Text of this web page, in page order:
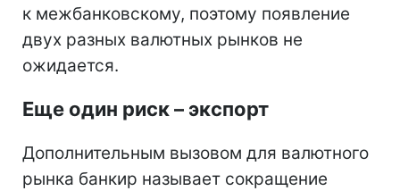
к межбанковскому, поэтому появление
двух разных валютных рынков не
ожидается.
Еще один риск – экспорт
Дополнительным вызовом для валютного
рынка банкир называет сокращение